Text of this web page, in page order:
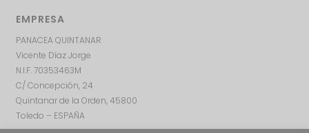
EMPRESA
PANACEA QUINTANAR
Vicente Díaz Jorge
N.I.F. 70353463M
C/ Concepción, 24
Quintanar de la Orden, 45800
Toledo – ESPAÑA